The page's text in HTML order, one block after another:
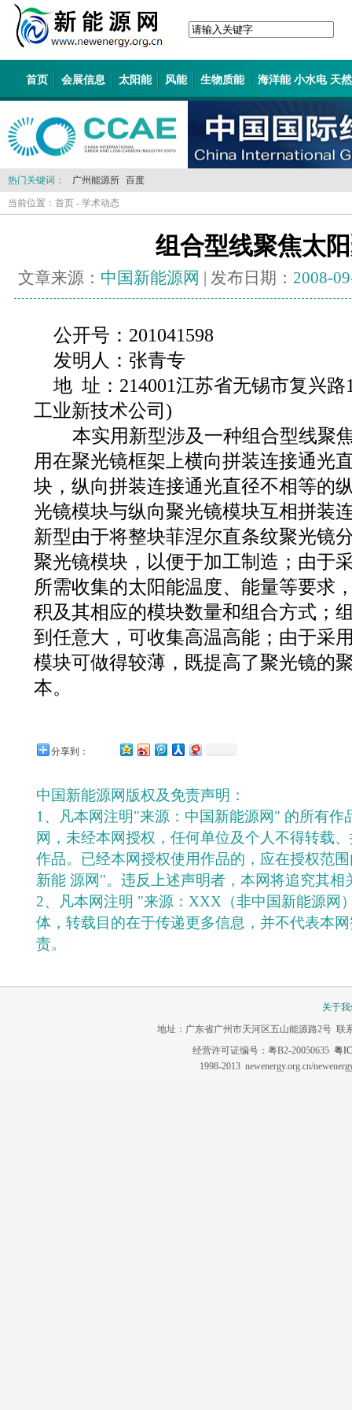
首页 会展信息 太阳能 风能 生物质能 海洋能 小水电 天
热门关键词： 广州能源所 百度
当前位置： 首页 - 学术动态
组合型线聚焦太
文章来源： 中国新能源网 | 发布日期： 2008-
公开号：201041598
发明人：张青专
地 址：214001江苏省无锡市复兴路
工业新技术公司)
本实用新型涉及一种组合型线聚
用在聚光镜框架上横向拼装连接通光
块，纵向拼装连接通光直径不相等的
光镜模块与纵向聚光镜模块互相拼装
新型由于将整块菲涅尔直条纹聚光镜
聚光镜模块，以便于加工制造；由于
所需收集的太阳能温度、能量等要求
积及其相应的模块数量和组合方式；
到任意大，可收集高温高能；由于采
模块可做得较薄，既提高了聚光镜的
本。
分享到：
中国新能源网版权及免责声明：
1、凡本网注明"来源：中国新能源网" 的所有作
网，未经本网授权，任何单位及个人不得转载
作品。已经本网授权使用作品的，应在授权范
新能 源网"。违反上述声明者，本网将追究其相
2、凡本网注明 "来源：XXX（非中国新能源网
体，转载目的在于传递更多信息，并不代表本
责。
关于
地址：广东省广州市天河区五山能源路2号 联
经营许可证编号：粤B2-20050635 粤
1998-2013 newenergy.org.cn/